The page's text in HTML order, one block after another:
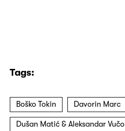
Tags:
Boško Tokin Davorin Marc
Dušan Matić & Aleksandar Vučo